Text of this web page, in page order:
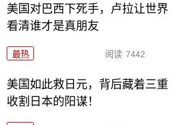
美国对巴西下死手，卢拉让世界
看清谁才是真朋友
最热 阅读 7442
美国如此救日元，背后藏着三重
收割日本的阳谋！